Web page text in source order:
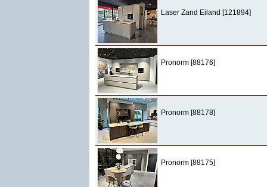
Laser Zand Eiland [121894]
Pronorm [88176]
Pronorm [88178]
Pronorm [88175]